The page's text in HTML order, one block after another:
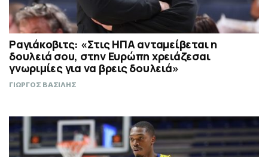
Ραγιάκοβιτς: «Στις ΗΠΑ ανταμείβεται η
δουλειά σου, στην Ευρώπη χρειάζεσαι
γνωριμίες για να βρεις δουλειά»
ΓΙΩΡΓΟΣ ΒΑΣΙΛΗΣ